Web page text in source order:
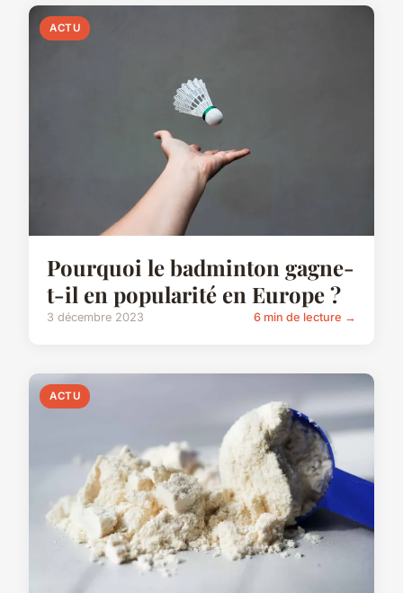
ACTU
Pourquoi le badminton gagne-
t-il en popularité en Europe ?
3 décembre 2023 6 min de lecture →
ACTU